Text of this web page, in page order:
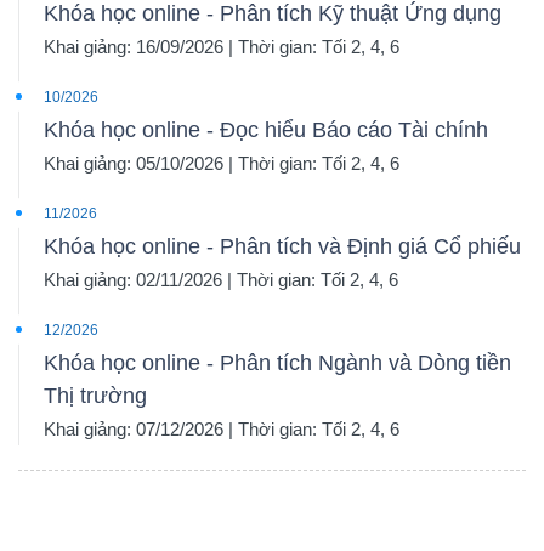
Khóa học online - Phân tích Kỹ thuật Ứng dụng
Khai giảng: 16/09/2026 | Thời gian: Tối 2, 4, 6
10/2026
Khóa học online - Đọc hiểu Báo cáo Tài chính
Khai giảng: 05/10/2026 | Thời gian: Tối 2, 4, 6
11/2026
Khóa học online - Phân tích và Định giá Cổ phiếu
Khai giảng: 02/11/2026 | Thời gian: Tối 2, 4, 6
12/2026
Khóa học online - Phân tích Ngành và Dòng tiền
Thị trường
Khai giảng: 07/12/2026 | Thời gian: Tối 2, 4, 6